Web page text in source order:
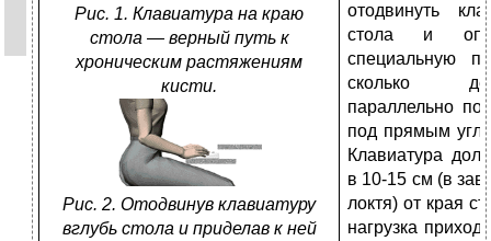
Рис. 1. Клавиатура на краю
стола — верный путь к
хроническим растяжениям
кисти.
Рис. 2. Отодвинув клавиатуру
вглубь стола и приделав к ней
отодвинуть
стола и
специальную
сколько
параллельно
под прямым
Клавиатура
в 10-15 см (в
локтя) от края
нагрузка